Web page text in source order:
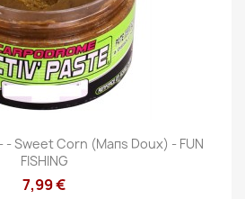
- Sweet Corn (Maпs Doux) - FUN
FISHING
7,99 €